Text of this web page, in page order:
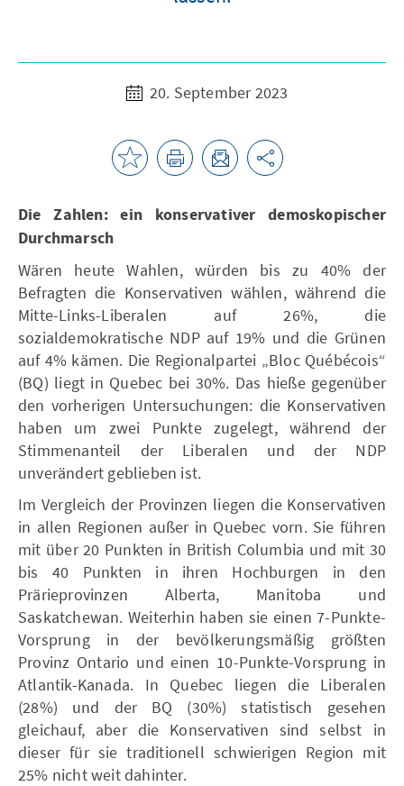
20. September 2023
Die Zahlen: ein konservativer demoskopischer
Durchmarsch
Wären heute Wahlen, würden bis zu 40% der
Befragten die Konservativen wählen, während die
Mitte-Links-Liberalen auf 26%, die
sozialdemokratische NDP auf 19% und die Grünen
auf 4% kämen. Die Regionalpartei „Bloc Québécois“
(BQ) liegt in Quebec bei 30%. Das hieße gegenüber
den vorherigen Untersuchungen: die Konservativen
haben um zwei Punkte zugelegt, während der
Stimmenanteil der Liberalen und der NDP
unverändert geblieben ist.
Im Vergleich der Provinzen liegen die Konservativen
in allen Regionen außer in Quebec vorn. Sie führen
mit über 20 Punkten in British Columbia und mit 30
bis 40 Punkten in ihren Hochburgen in den
Prärieprovinzen Alberta, Manitoba und
Saskatchewan. Weiterhin haben sie einen 7-Punkte-
Vorsprung in der bevölkerungsmäßig größten
Provinz Ontario und einen 10-Punkte-Vorsprung in
Atlantik-Kanada. In Quebec liegen die Liberalen
(28%) und der BQ (30%) statistisch gesehen
gleichauf, aber die Konservativen sind selbst in
dieser für sie traditionell schwierigen Region mit
25% nicht weit dahinter.